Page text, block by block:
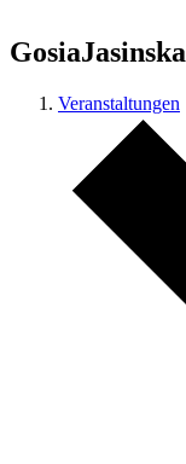
GosiaJasinska
Veranstaltungen